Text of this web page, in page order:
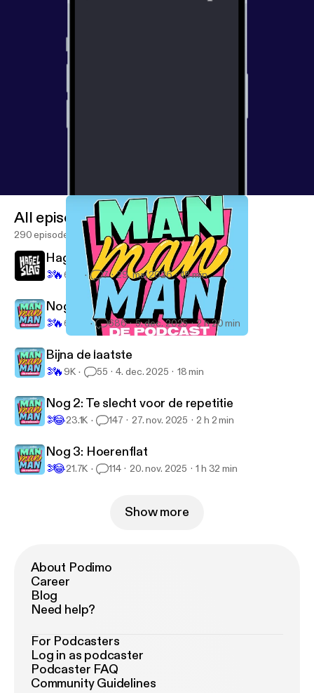
Man man man, de podcast
All episodes
290 episodes
Hagelslag of Man Man Man?
🫘️🔥692 7 29. maj 2026 18 min
Nog 1: De laatste
🫘️🔥61.6K 686 5. dec. 2025 2 h 20 min
Bijna de laatste
🫘️🔥 9K 55 4. dec. 2025 18 min
Nog 2: Te slecht voor de repetitie
🫘️😂23.1K 147 27. nov. 2025 2 h 2 min
Nog 3: Hoerenflat
🫘️😂21.7K 114 20. nov. 2025 1 h 32 min
Show more
About Podimo
Career
Blog
Need help?
For Podcasters
Log in as podcaster
Podcaster FAQ
Community Guidelines